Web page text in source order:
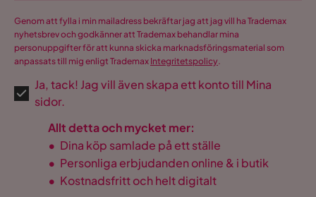
Genom att fylla i min mailadress bekräftar jag att jag vill ha Trademax
nyhetsbrev och godkänner att Trademax behandlar mina
personuppgifter för att kunna skicka marknadsföringsmaterial som
anpassats till mig enligt Trademax Integritetspolicy.
Ja, tack! Jag vill även skapa ett konto till Mina
sidor.
Allt detta och mycket mer:
• Dina köp samlade på ett ställe
• Personliga erbjudanden online & i butik
• Kostnadsfritt och helt digitalt